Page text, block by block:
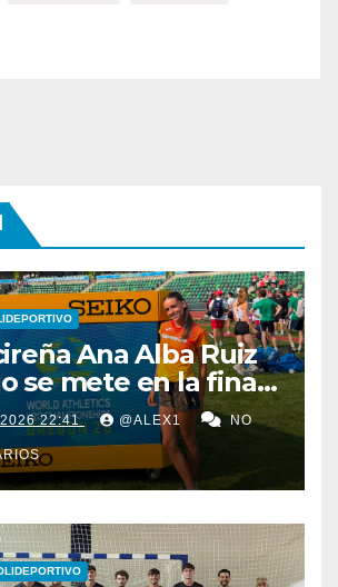
Ana Alba Ruiz
se mete en la final
Sub-20 con el
de 4×400
2026 22:41 @ALEX1 NO